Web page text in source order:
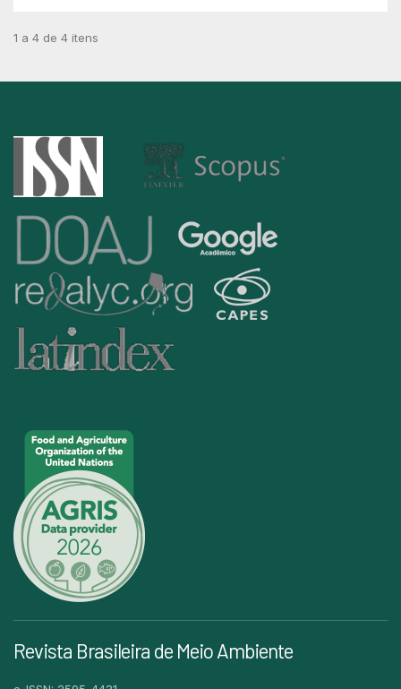
1 a 4 de 4 itens
Revista Brasileira de Meio Ambiente